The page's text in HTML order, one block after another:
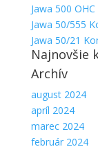
Jawa 500
Jawa 50/555
Jawa 50/21
Najnovšie
Archív
august 2024
apríl 2024
marec 2024
február 2024